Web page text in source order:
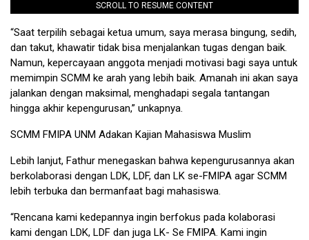
SCROLL TO RESUME CONTENT
“Saat terpilih sebagai ketua umum, saya merasa bingung, sedih,
dan takut, khawatir tidak bisa menjalankan tugas dengan baik.
Namun, kepercayaan anggota menjadi motivasi bagi saya untuk
memimpin SCMM ke arah yang lebih baik. Amanah ini akan saya
jalankan dengan maksimal, menghadapi segala tantangan
hingga akhir kepengurusan,” unkapnya.
SCMM FMIPA UNM Adakan Kajian Mahasiswa Muslim
Lebih lanjut, Fathur menegaskan bahwa kepengurusannya akan
berkolaborasi dengan LDK, LDF, dan LK se-FMIPA agar SCMM
lebih terbuka dan bermanfaat bagi mahasiswa.
“Rencana kami kedepannya ingin berfokus pada kolaborasi
kami dengan LDK, LDF dan juga LK- Se FMIPA. Kami ingin